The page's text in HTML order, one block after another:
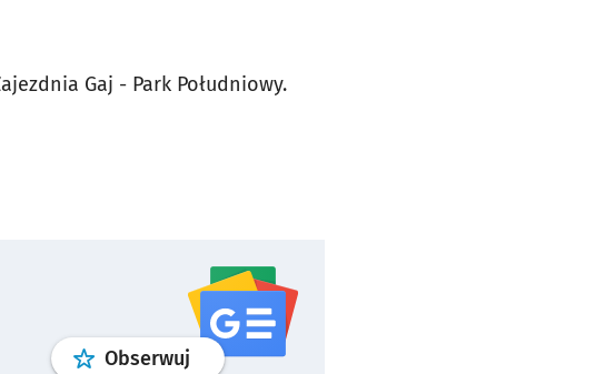
Gaj - Park Południowy.
Obserwuj profilgoogle news